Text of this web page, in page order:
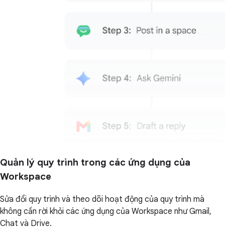
Quản lý quy trình trong các ứng dụng của
Workspace
Sửa đổi quy trình và theo dõi hoạt động của quy trình mà
không cần rời khỏi các ứng dụng của Workspace như Gmail,
Chat và Drive.